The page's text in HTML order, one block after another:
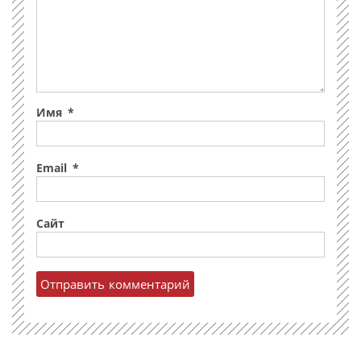
Имя *
Email *
Сайт